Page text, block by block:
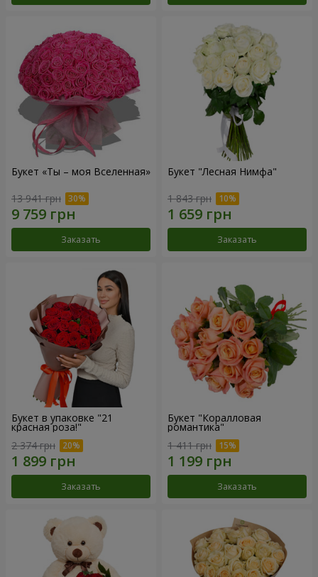
Букет «Ты – моя Вселенная»
13 941 грн
Заказать
Букет "Лесная Нимфа"
1 843 грн
Заказать
Букет в упаковке "21
красная роза!"
2 374 грн
Заказать
Букет "Коралловая
романтика"
1 411 грн
Заказать